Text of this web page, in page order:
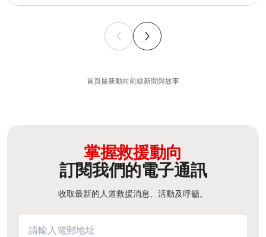
首頁最新動向前線新聞與故事
掌握救援動向
訂閱我們的電子通訊
收取最新的人道救援消息、活動及呼籲。